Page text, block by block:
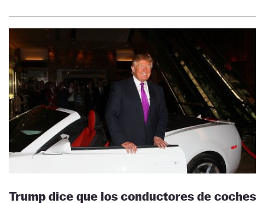
Trump dice que los conductores de coches